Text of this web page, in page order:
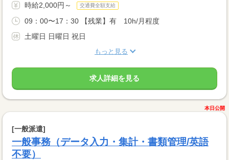
時給2,000円～ 交通費全額支給
09：00〜17：30 【残業】有 10h/月程度
土曜日 日曜日 祝日
もっと見る
求人詳細を見る
本日公開
[一般派遣]
一般事務（データ入力・集計・書類管理/英語
不要）